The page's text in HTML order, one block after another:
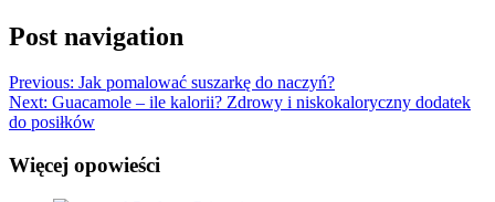
Post navigation
Previous: Jak pomalować suszarkę do naczyń?
Next: Guacamole – ile kalorii? Zdrowy i niskokaloryczny dodatek
do posiłków
Więcej opowieści